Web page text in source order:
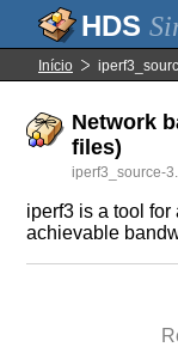
Início
Network
files)
iperf3_source-
iperf3 is a tool
achievable